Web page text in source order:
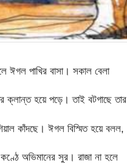
ঈগল পাখির বাসা। সকাল বেলা
ক্লান্ত হয়ে পড়ে। তাই বটগাছে তার
কাঁদছে। ঈগল বিস্মিত হয়ে বলল,
অভিমানের সুর। রাজা না হলে